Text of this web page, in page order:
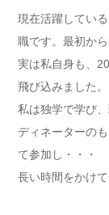
現在活躍してい
職です。最初か
実は私自身も、
飛び込みました。
私は独学で学び
ディネーターの
て参加し・・・
長い時間をかけ